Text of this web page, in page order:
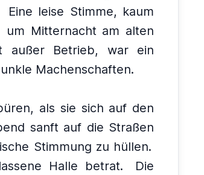
Eine leise Stimme, kaum
Mitternacht am alten
außer Betrieb, war ein
Machenschaften.
als sie sich auf den
sanft auf die Straßen
Stimmung zu hüllen.
Halle betrat.
Die